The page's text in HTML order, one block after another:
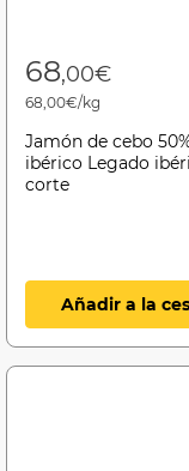
68,00€
68,00€/kg
Jamón de cebo
ibérico Legado
corte
Añadir a la